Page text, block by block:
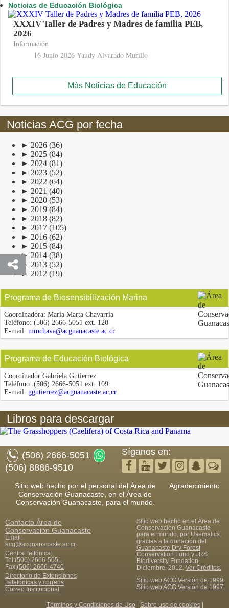
Noticias de Educación Biológica
XXXIV Taller de Padres y Madres de familia PEB,
2026
Información
16 Junio 2026 Yaudy Alvarado Murillo
Más Noticias de Educación
Noticias ACG por fecha
► 2026 (36)
► 2025 (84)
► 2024 (81)
► 2023 (52)
► 2022 (64)
► 2021 (40)
► 2020 (53)
► 2019 (84)
► 2018 (82)
► 2017 (105)
► 2016 (62)
► 2015 (84)
► 2014 (38)
► 2013 (52)
► 2012 (19)
Programa de Biosensibilización Marina
Coordinadora: María Marta Chavarría
Teléfono: (506) 2666-5051 ext. 120
E-mail: mmchava@acguanacaste.ac.cr
Programa de Educación Biológica
Coordinador:Gabriela Gutierrez
Teléfono: (506) 2666-5051 ext. 109
E-mail: ggutierrez@acguanacaste.ac.cr
Libros para descargar
(506) 2666-5051
(506) 8886-9510
Síganos en:
Sitio web hecho por el personal del Área de
Conservación Guanacaste, en el Área de
Conservación Guanacaste, para el mundo.
Agradecimiento
Contacto Área de
Conservación Guanacaste
Email:
acg@acguanacaste.ac.cr
Central telfónica:
Tel:(506) 2666-5051
Fax:(506) 2666-4740
Directorio de Extensiones
Telefónicas y correos
Correo Institucional
Sitio web hecho en el Área de
Conservación Guanacaste
para el mundo, por Usematics,
gracias a la donación del
Guanacaste Dry Forest
Conservation Fund y JRS
Biodiversity Fundation,
Diciembre, 2012. Ver Créditos.
Sitio web ACG Versión de 1999
Sitio web ACG Versión de 1997
Términos y Condiciones de Uso Sobre uso de cookies|